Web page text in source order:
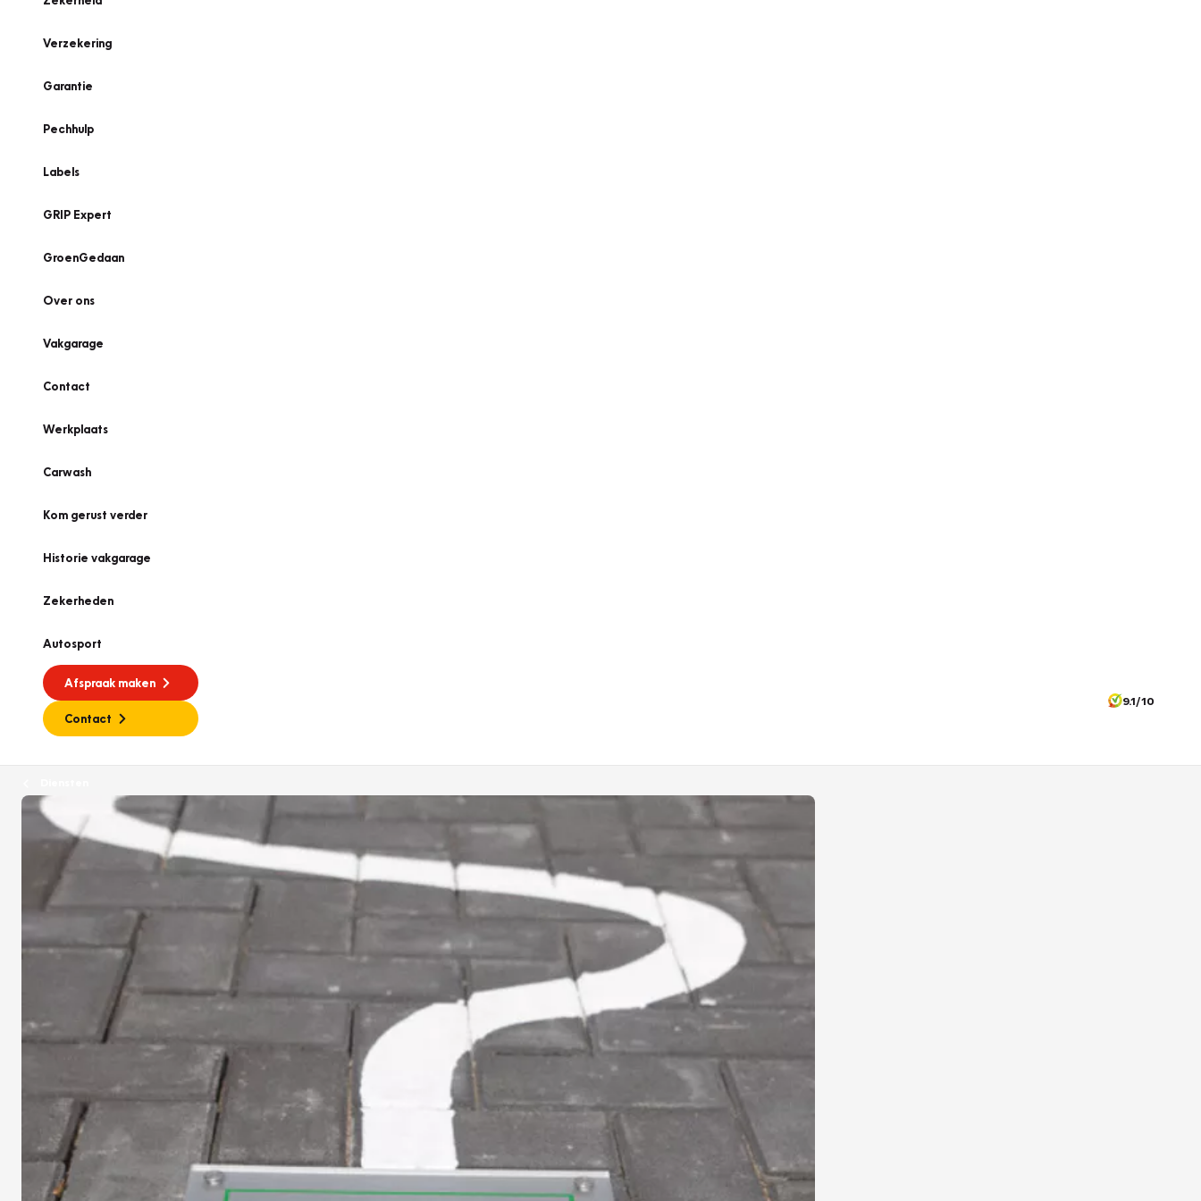
Verzekering
Garantie
Pechhulp
Labels
GRIP Expert
GroenGedaan
Over ons
Vakgarage
Contact
Werkplaats
Carwash
Kom gerust verder
Historie vakgarage
Zekerheden
Autosport
Afspraak maken
Contact
9.1/10